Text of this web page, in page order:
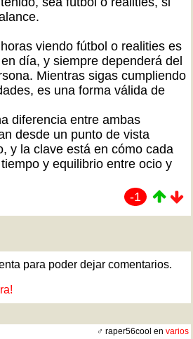
viendo fútbol o realities es
día, y siempre dependerá del
Mientras sigas cumpliendo
es una forma válida de
diferencia entre ambas
desde un punto de vista
y la clave está en cómo cada
y equilibrio entre ocio y
-1
para poder dejar comentarios.
♂ raper56cool en varios